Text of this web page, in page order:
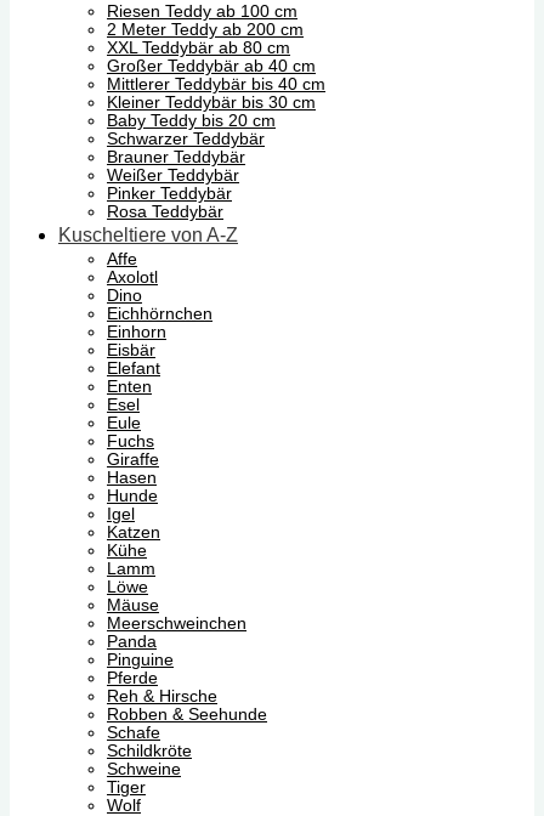
Riesen Teddy ab 100 cm
2 Meter Teddy ab 200 cm
XXL Teddybär ab 80 cm
Großer Teddybär ab 40 cm
Mittlerer Teddybär bis 40 cm
Kleiner Teddybär bis 30 cm
Baby Teddy bis 20 cm
Schwarzer Teddybär
Brauner Teddybär
Weißer Teddybär
Pinker Teddybär
Rosa Teddybär
Kuscheltiere von A-Z
Affe
Axolotl
Dino
Eichhörnchen
Einhorn
Eisbär
Elefant
Enten
Esel
Eule
Fuchs
Giraffe
Hasen
Hunde
Igel
Katzen
Kühe
Lamm
Löwe
Mäuse
Meerschweinchen
Panda
Pinguine
Pferde
Reh & Hirsche
Robben & Seehunde
Schafe
Schildkröte
Schweine
Tiger
Wolf